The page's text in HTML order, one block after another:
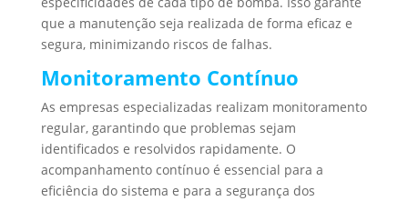
que a manutenção seja realizada de forma eficaz e
segura, minimizando riscos de falhas.
Monitoramento Contínuo
As empresas especializadas realizam monitoramento
regular, garantindo que problemas sejam
identificados e resolvidos rapidamente. O
acompanhamento contínuo é essencial para a
eficiência do sistema e para a segurança dos